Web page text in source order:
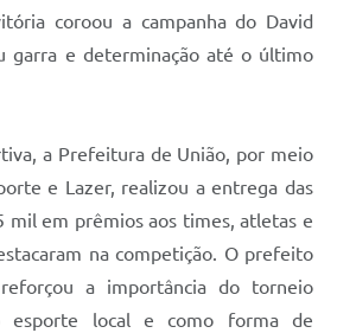
coroou a campanha do David
garra e determinação até o último
a Prefeitura de União, por meio
e Lazer, realizou a entrega das
mil em prêmios aos times, atletas e
na competição. O prefeito
a importância do torneio
esporte local e como forma de